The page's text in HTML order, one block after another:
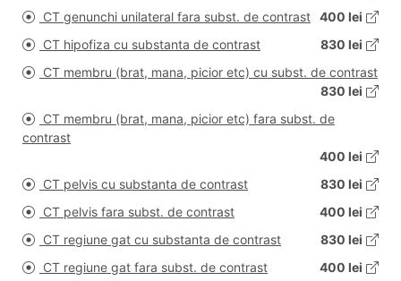
CT genunchi unilateral fara subst. de contrast 400 lei
CT hipofiza cu substanta de contrast
830 lei
CT membru (brat, mana, picior etc) cu subst. de contrast
830 lei
CT membru (brat, mana, picior etc) fara subst. de
contrast
400 lei
CT pelvis cu substanta de contrast
830 lei
CT pelvis fara subst. de contrast
400 lei
CT regiune gat cu substanta de contrast
830 lei
CT regiune gat fara subst. de contrast
400 lei